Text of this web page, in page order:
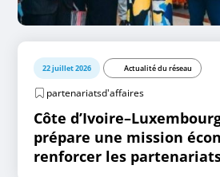
22 juillet 2026 Actualité du réseau
partenariatsd'affaires
Côte
prépare une mission
renforcer les